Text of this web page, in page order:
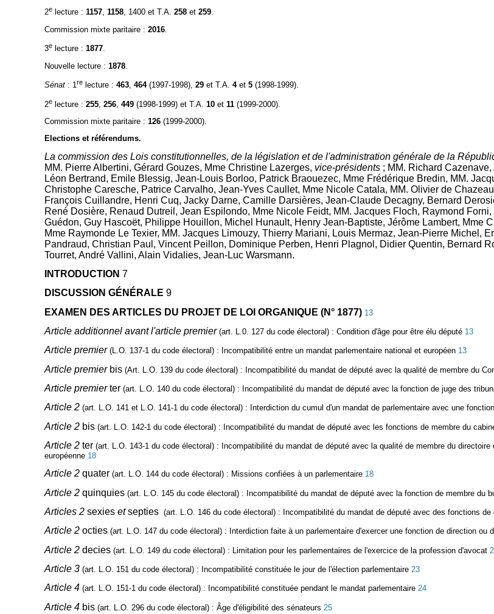
2electure : 1157, 1158, 1400 et T.A. 258 et 259.
Commission mixte paritaire : 2016.
3electure : 1877.
Nouvelle lecture : 1878.
Sénat: 1relecture : 463, 464(1997-1998), 29et T.A. 4et 5 (1998-1999).
2electure : 255, 256, 449(1998-1999) et T.A. 10et 11 (1999-2000).
Commission mixte paritaire : 126 (1999-2000).
Elections et référendums.
La commission des Lois constitutionnelles, de la législation et de l'administration générale de la
MM. Pierre Albertini, Gérard Gouzes, Mme Christine Lazerges, vice-présidents; MM. Richard Cazenave,
Léon Bertrand, Emile Blessig, Jean-Louis Borloo, Patrick Braouezec, Mme Frédérique Bredin, MM.
Christophe Caresche, Patrice Carvalho, Jean-Yves Caullet, Mme Nicole Catala, MM. Olivier de
François Cuillandre, Henri Cuq, Jacky Darne, Camille Darsières, Jean-Claude Decagny, Bernard
René Dosière, Renaud Dutreil, Jean Espilondo, Mme Nicole Feidt, MM. Jacques Floch, Raymond
Guédon, Guy Hascoët, Philippe Houillon, Michel Hunault, Henry Jean-Baptiste, Jérôme Lambert, Mme
Mme Raymonde Le Texier, MM. Jacques Limouzy, Thierry Mariani, Louis Mermaz, Jean-Pierre Michel,
Pandraud, Christian Paul, Vincent Peillon, Dominique Perben, Henri Plagnol, Didier Quentin, Bernard
Tourret, André Vallini, Alain Vidalies, Jean-Luc Warsmann.
INTRODUCTION 7
DISCUSSION GÉNÉRALE 9
EXAMEN DES ARTICLES DU PROJET DE LOI ORGANIQUE (N° 1877) 13
Article additionnel avant l'article premier (art. L.0. 127 du code électoral): Condition d'âge pour être élu député 13
Article premier (L.O. 137-1 du code électoral): Incompatibilité entre un mandat parlementaire national et européen 13
Article premier bis (Art. L.O. 139 du code électoral): Incompatibilité du mandat de député avec la qualité de membre du
Article premierter (art. L.O. 140 du code électoral): Incompatibilité du mandat de député avec la fonction de juge des
Article 2 (art. L.O. 141 et L.O. 141-1 du code électoral) : Interdiction du cumul d'un mandat de parlementaire avec une
Article 2 bis (art. L.O. 142-1 du code électoral): Incompatibilité du mandat de député avec les fonctions de membre du
Article 2 ter (art. L.O. 143-1 du code électoral): Incompatibilité du mandat de député avec la qualité de membre du
européenne 18
Article 2 quater (art. L.O. 144 du code électoral): Missions confiées à un parlementaire 18
Article 2 quinquies (art. L.O. 145 du code électoral): Incompatibilité du mandat de député avec la fonction de membre du
Articles 2 sexiesetsepties (art. L.O. 146 du code électoral): Incompatibilité du mandat de député avec des fonctions de
Article 2 octies(art. L.O. 147 du code électoral): Interdiction faite à un parlementaire d'exercer une fonction de direction ou
Article 2 decies (art. L.O. 149 du code électoral): Limitation pour les parlementaires de l'exercice de la profession d'avocat
Article 3(art. L.O. 151 du code électoral): Incompatibilité constituée le jour de l'élection parlementaire 23
Article 4 (art. L.O. 151-1 du code électoral) : Incompatibilité constituée pendant le mandat parlementaire 24
Article 4 bis (art. L.O. 296 du code électoral): Âge d'éligibilité des sénateurs 25